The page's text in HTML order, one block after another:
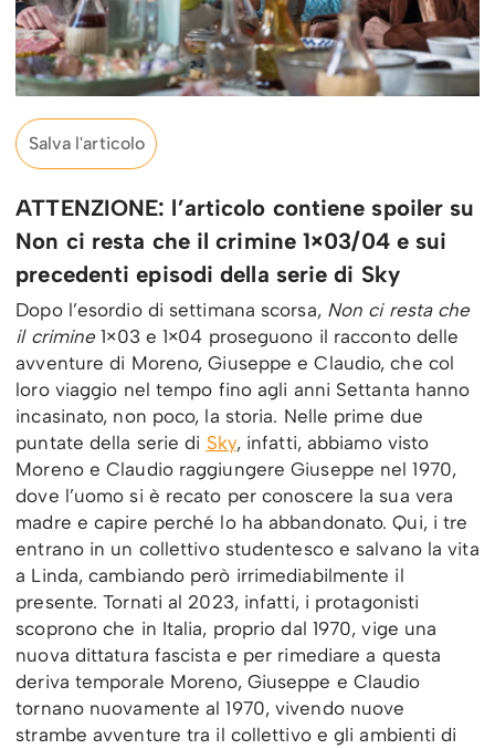
Salva l'articolo
ATTENZIONE: l’articolo contiene spoiler su
Non ci resta che il crimine 1×03/04 e sui
precedenti episodi della serie di Sky
Dopo l’esordio di settimana scorsa, Non ci resta che
il crimine1×03 e 1×04 proseguono il racconto delle
avventure di Moreno, Giuseppe e Claudio, che col
loro viaggio nel tempo fino agli anni Settanta hanno
incasinato, non poco, la storia. Nelle prime due
puntate della serie di Sky, infatti, abbiamo visto
Moreno e Claudio raggiungere Giuseppe nel 1970,
dove l’uomo si è recato per conoscere la sua vera
madre e capire perché lo ha abbandonato. Qui, i tre
entrano in un collettivo studentesco e salvano la vita
a Linda, cambiando però irrimediabilmente il
presente. Tornati al 2023, infatti, i protagonisti
scoprono che in Italia, proprio dal 1970, vige una
nuova dittatura fascista e per rimediare a questa
deriva temporale Moreno, Giuseppe e Claudio
tornano nuovamente al 1970, vivendo nuove
strambe avventure tra il collettivo e gli ambienti di